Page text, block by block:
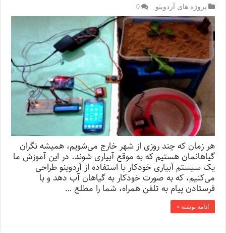
پروژه های آردوینو 0
هر زمان که چند روزی از شهر خارج می‌شویم، همیشه نگران
گیاهانمان هستیم که به موقع آبیاری شوند. در این آموزش ما
یک سیستم آبیاری خودکار با استفاده از آردوینو طراحی
می‌کنیم، که به صورت خودکار به گیاهان آب دهد و با
فرستادن پیام به تلفن همراه، شما را مطلع …
ادامه نوشته »